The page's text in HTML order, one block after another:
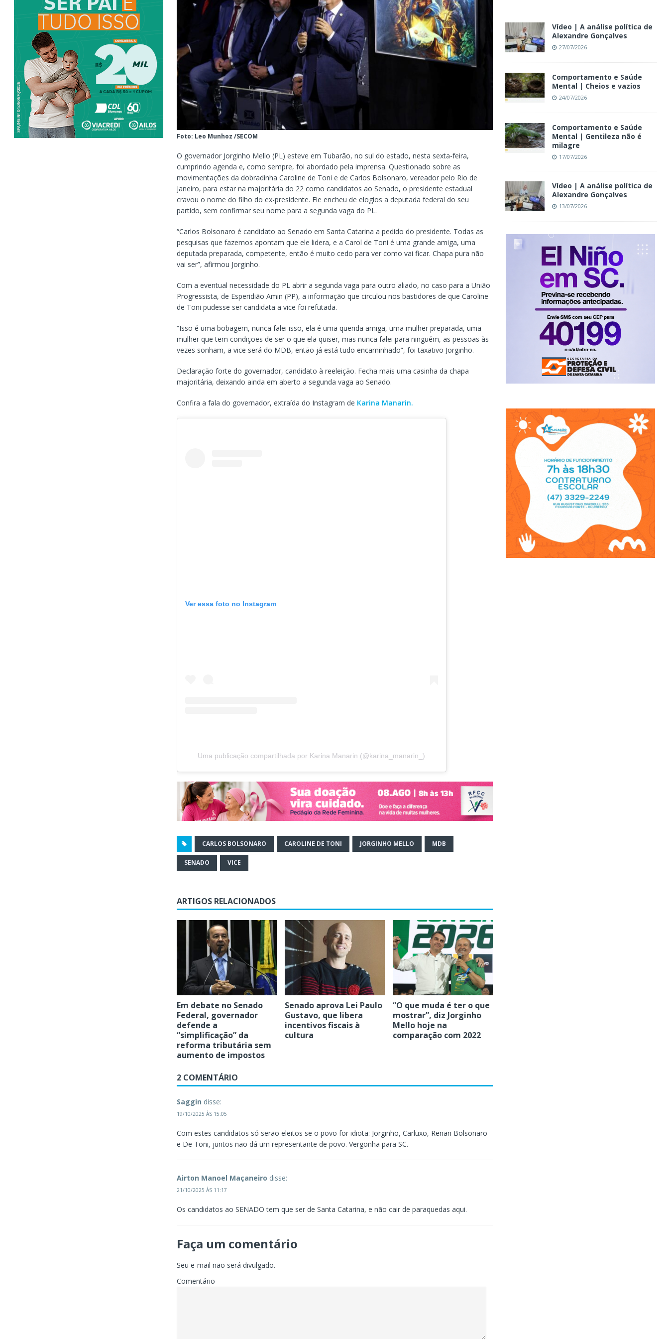
Foto: Leo Munhoz /SECOM
O governador Jorginho Mello (PL) esteve em Tubarão, no sul do estado, nesta sexta-feira,
cumprindo agenda e, como sempre, foi abordado pela imprensa. Questionado sobre as
movimentações da dobradinha Caroline de Toni e de Carlos Bolsonaro, vereador pelo Rio de
Janeiro, para estar na majoritária do 22 como candidatos ao Senado, o presidente estadual
cravou o nome do filho do ex-presidente. Ele encheu de elogios a deputada federal do seu
partido, sem confirmar seu nome para a segunda vaga do PL.
“Carlos Bolsonaro é candidato ao Senado em Santa Catarina a pedido do presidente. Todas as
pesquisas que fazemos apontam que ele lidera, e a Carol de Toni é uma grande amiga, uma
deputada preparada, competente, então é muito cedo para ver como vai ficar. Chapa pura não
vai ser”, afirmou Jorginho.
Com a eventual necessidade do PL abrir a segunda vaga para outro aliado, no caso para a União
Progressista, de Esperidião Amin (PP), a informação que circulou nos bastidores de que Caroline
de Toni pudesse ser candidata a vice foi refutada.
“Isso é uma bobagem, nunca falei isso, ela é uma querida amiga, uma mulher preparada, uma
mulher que tem condições de ser o que ela quiser, mas nunca falei para ninguém, as pessoas às
vezes sonham, a vice será do MDB, então já está tudo encaminhado”, foi taxativo Jorginho.
Declaração forte do governador, candidato à reeleição. Fecha mais uma casinha da chapa
majoritária, deixando ainda em aberto a segunda vaga ao Senado.
Confira a fala do governador, extraída do Instagram de Karina Manarin.
Ver essa foto no Instagram
Uma publicação compartilhada por Karina Manarin (@karina_manarin_)
CARLOS BOLSONARO CAROLINE DE TONI JORGINHO MELLO MDB
SENADO VICE
ARTIGOS RELACIONADOS
Em debate no Senado
Federal, governador
defende a
“simplificação” da
reforma tributária sem
aumento de impostos
Senado aprova Lei Paulo
Gustavo, que libera
incentivos fiscais à
cultura
“O que muda é ter o que
mostrar”, diz Jorginho
Mello hoje na
comparação com 2022
2 COMENTÁRIO
Saggin disse:
19/10/2025 ÀS 15:05
Com estes candidatos só serão eleitos se o povo for idiota: Jorginho, Carluxo, Renan Bolsonaro
e De Toni, juntos não dá um representante de povo. Vergonha para SC.
Airton Manoel Maçaneiro disse:
21/10/2025 ÀS 11:17
Os candidatos ao SENADO tem que ser de Santa Catarina, e não cair de paraquedas aqui.
Faça um comentário
Seu e-mail não será divulgado.
Comentário
Vídeo | A análise política de
Alexandre Gonçalves
27/07/2026
Comportamento e Saúde
Mental | Cheios e vazios
24/07/2026
Comportamento e Saúde
Mental | Gentileza não é
milagre
17/07/2026
Vídeo | A análise política de
Alexandre Gonçalves
13/07/2026